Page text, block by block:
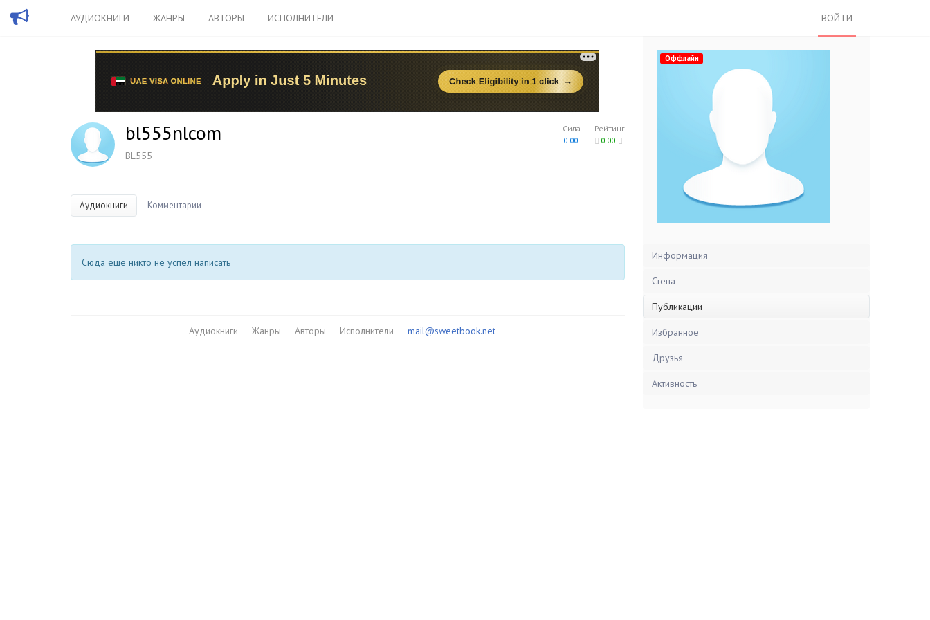
АУДИОКНИГИ ЖАНРЫ АВТОРЫ ИСПОЛНИТЕЛИ ВОЙТИ
Рейтинг
0.00
Сила
0.00
bl555nlcom
BL555
Аудиокниги Комментарии
Сюда еще никто не успел написать
Аудиокниги Жанры Авторы Исполнители mail@sweetbook.net
Оффлайн
Информация
Стена
Публикации
Избранное
Друзья
Активность